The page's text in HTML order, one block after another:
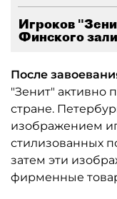
Игроков
Финского
После
"Зенит" активно
стране.
изображением
стилизованных
затем эти
фирменные